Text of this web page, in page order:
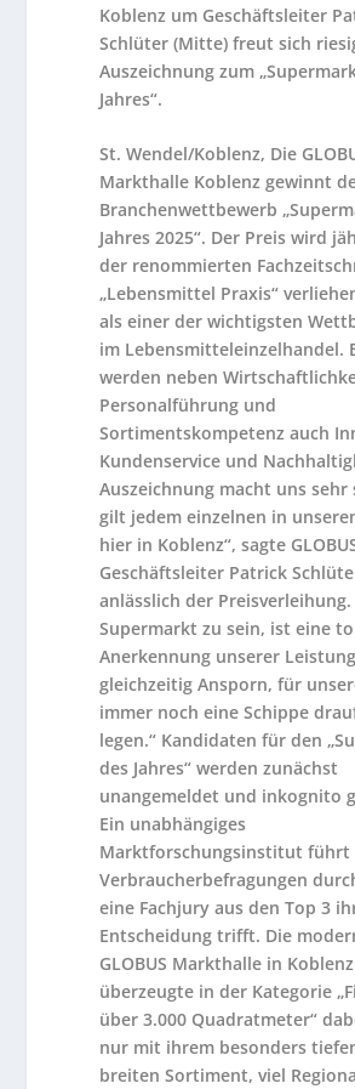
Koblenz um Geschäftsleiter
Schlüter (Mitte) freut sich
Auszeichnung zum
Jahres“.
St. Wendel/Koblenz, Die
Markthalle Koblenz gewinnt
Branchenwettbewerb
Jahres 2025“. Der Preis wird
der renommierten
„Lebensmittel Praxis“
als einer der wichtigsten
im Lebensmitteleinzelhandel.
werden neben
Personalführung und
Sortimentskompetenz auch
Kundenservice und
Auszeichnung macht uns sehr
gilt jedem einzelnen in
hier in Koblenz“, sagte
Geschäftsleiter Patrick
anlässlich der Preisverleihung.
Supermarkt zu sein, ist eine
Anerkennung unserer
gleichzeitig Ansporn, für
immer noch eine Schippe
legen.“ Kandidaten für den
des Jahres“ werden zunächst
unangemeldet und inkognito
Ein unabhängiges
Marktforschungsinstitut führt
Verbraucherbefragungen
eine Fachjury aus den Top 3
Entscheidung trifft. Die
GLOBUS Markthalle in Koblenz
überzeugte in der Kategorie
über 3.000 Quadratmeter“
nur mit ihrem besonders
breiten Sortiment, viel